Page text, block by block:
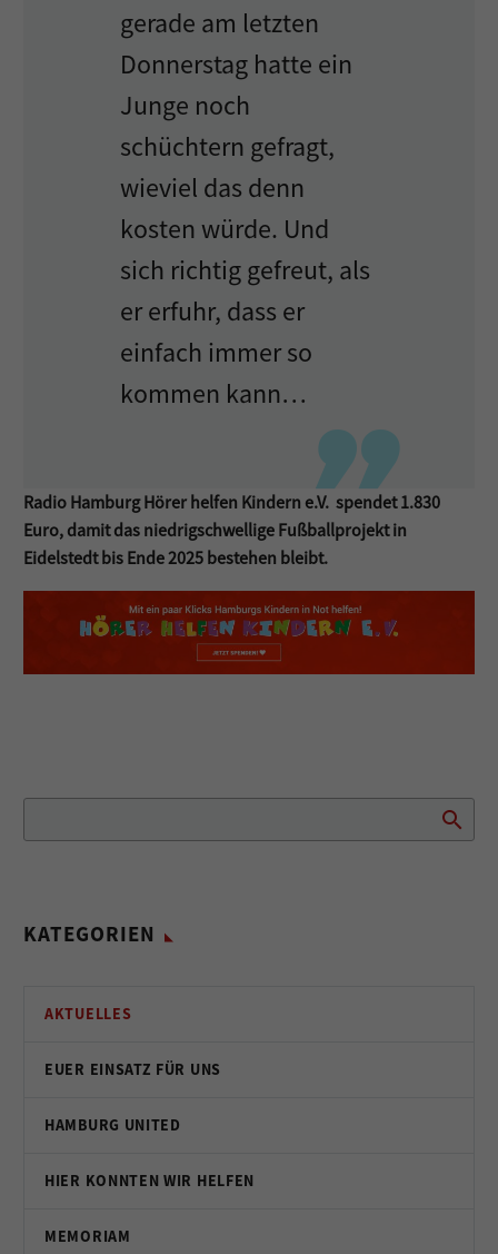
gerade am letzten
Donnerstag hatte ein
Junge noch
schüchtern gefragt,
wieviel das denn
kosten würde. Und
sich richtig gefreut, als
er erfuhr, dass er
einfach immer so
kommen kann…
Radio Hamburg Hörer helfen Kindern e.V. spendet 1.830
Euro, damit das niedrigschwellige Fußballprojekt in
Eidelstedt bis Ende 2025 bestehen bleibt.
KATEGORIEN
AKTUELLES
EUER EINSATZ FÜR UNS
HAMBURG UNITED
HIER KONNTEN WIR HELFEN
MEMORIAM